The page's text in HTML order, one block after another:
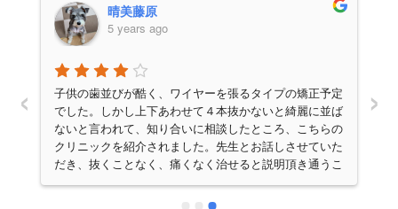
晴美藤原
5 years ago
子供の歯並びが酷く、ワイヤーを張るタイプの矯正予定
でした。しかし上下あわせて４本抜かないと綺麗に並ば
ないと言われて、知り合いに相談したところ、こちらの
クリニックを紹介されました。先生とお話しさせていた
だき、抜くことなく、痛くなく治せると説明頂き通うこ
とを決めて９年通いました。お陰様で歯を抜くことなく
綺麗に揃い、とても感謝しております。予約が取りづら
‹ ›